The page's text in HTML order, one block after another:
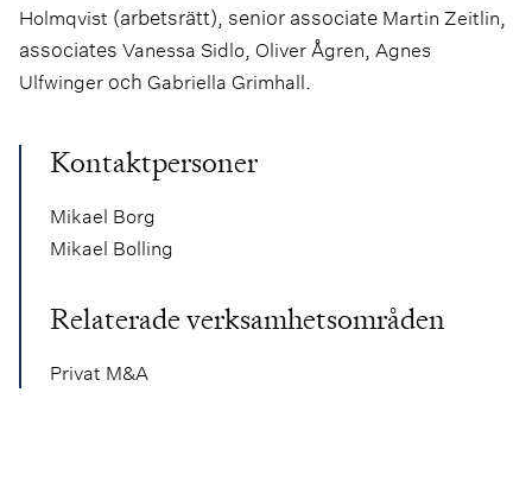
Holmqvist (arbetsrätt), senior associate Martin Zeitlin,
associates Vanessa Sidlo, Oliver Ågren, Agnes
Ulfwinger och Gabriella Grimhall.
Kontaktpersoner
Mikael Borg
Mikael Bolling
Relaterade verksamhetsområden
Privat M&A